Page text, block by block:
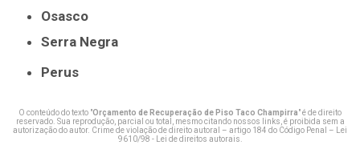
Osasco
Serra Negra
Perus
O conteúdo do texto "Orçamento de Recuperação de Piso Taco Champirra" é de direito
reservado. Sua reprodução, parcial ou total, mesmo citando nossos links, é proibida sem a
autorização do autor. Crime de violação de direito autoral – artigo 184 do Código Penal –
Lei
9610/98 - Lei de direitos autorais